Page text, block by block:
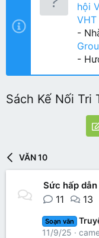
hội
-
-
Sách Kế Nối Tri
VĂN 10
Sức hấp
11 13
Soạn văn
11/9/25